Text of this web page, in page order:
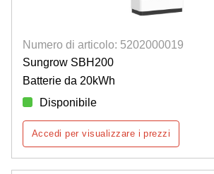
Numero di articolo: 5202000019
Sungrow SBH200
Batterie da 20kWh
Disponibile
Accedi per visualizzare i prezzi